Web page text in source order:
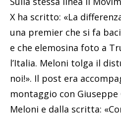
X ha scritto: «La
una premier che si fa
e che elemosina foto a
l’Italia. Meloni tolga il
noi!». Il post era
montaggio con Giuseppe
Meloni e dalla scritta: